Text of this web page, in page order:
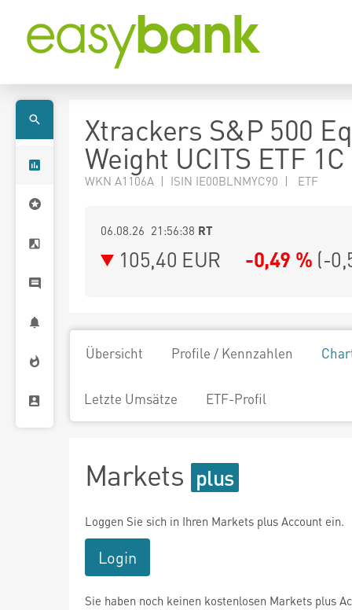
Xtrackers S&P 500
Weight UCITS ETF 1C
WKN A1106A | ISIN IE00BLNMYC90 | ETF
06.08.26 21:56:38 RT
105,40 EUR -0,49 % (-
Übersicht Profile / Kennzahlen
Letzte Umsätze ETF-Profil
Markets
Loggen Sie sich in Ihren Markets plus Account ein.
Login
Sie haben noch keinen kostenlosen Markets plus